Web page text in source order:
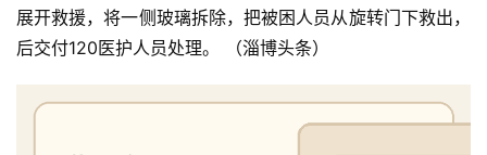
展开救援，将一侧玻璃拆除，把被困人员从旋转门下救出，
后交付120医护人员处理。 （淄博头条）